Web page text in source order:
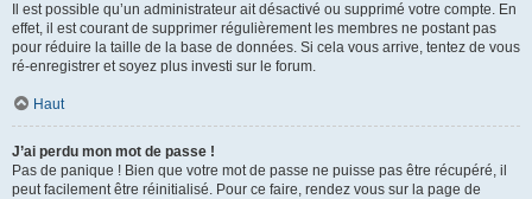
Il est possible qu’un administrateur ait désactivé ou supprimé votre compte. En
effet, il est courant de supprimer régulièrement les membres ne postant pas
pour réduire la taille de la base de données. Si cela vous arrive, tentez de vous
ré-enregistrer et soyez plus investi sur le forum.
Haut
J’ai perdu mon mot de passe !
Pas de panique ! Bien que votre mot de passe ne puisse pas être récupéré, il
peut facilement être réinitialisé. Pour ce faire, rendez vous sur la page de